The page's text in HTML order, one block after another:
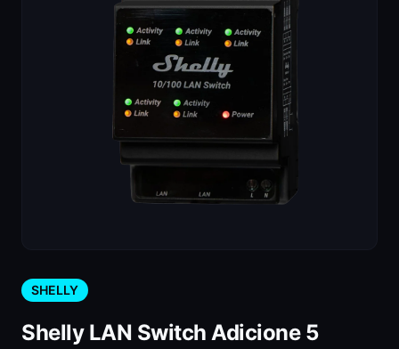
SHELLY
Shelly LAN Switch Adicione 5